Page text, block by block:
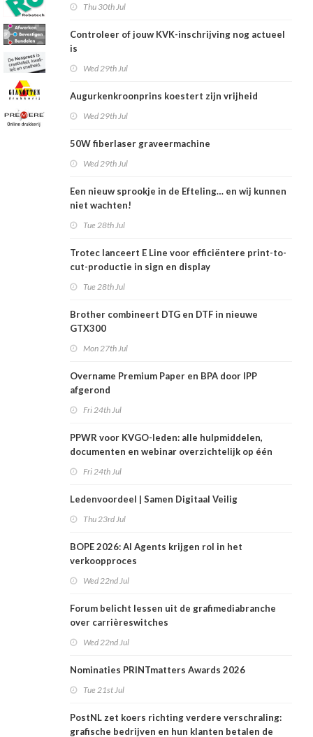
Thu 30th Jul
Controleer of jouw KVK-inschrijving nog actueel
is
Wed 29th Jul
Augurkenkroonprins koestert zijn vrijheid
Wed 29th Jul
50W fiberlaser graveermachine
Wed 29th Jul
Een nieuw sprookje in de Efteling… en wij kunnen
niet wachten!
Tue 28th Jul
Trotec lanceert E Line voor efficiëntere print-to-
cut-productie in sign en display
Tue 28th Jul
Brother combineert DTG en DTF in nieuwe
GTX300
Mon 27th Jul
Overname Premium Paper en BPA door IPP
afgerond
Fri 24th Jul
PPWR voor KVGO-leden: alle hulpmiddelen,
documenten en webinar overzichtelijk op één
Fri 24th Jul
Ledenvoordeel | Samen Digitaal Veilig
Thu 23rd Jul
BOPE 2026: AI Agents krijgen rol in het
verkoopproces
Wed 22nd Jul
Forum belicht lessen uit de grafimediabranche
over carrièreswitches
Wed 22nd Jul
Nominaties PRINTmatters Awards 2026
Tue 21st Jul
PostNL zet koers richting verdere verschraling:
grafische bedrijven en hun klanten betalen de